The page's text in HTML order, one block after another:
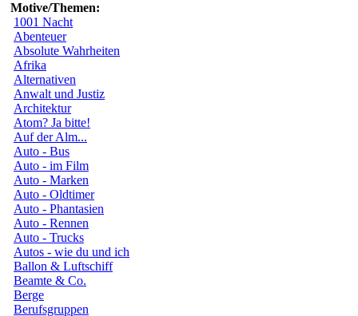
Motive/Themen:
1001 Nacht
Abenteuer
Absolute Wahrheiten
Afrika
Alternativen
Anwalt und Justiz
Architektur
Atom? Ja bitte!
Auf der Alm...
Auto - Bus
Auto - im Film
Auto - Marken
Auto - Oldtimer
Auto - Phantasien
Auto - Rennen
Auto - Trucks
Autos - wie du und ich
Ballon & Luftschiff
Beamte & Co.
Berge
Berufsgruppen